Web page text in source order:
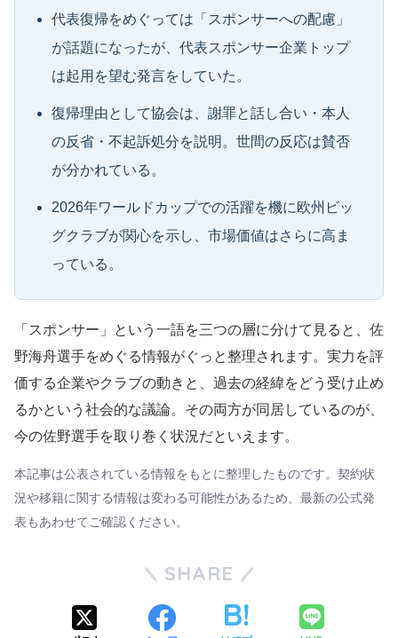
代表復帰をめぐっては「スポンサーへの配慮」
が話題になったが、代表スポンサー企業トップ
は起用を望む発言をしていた。
復帰理由として協会は、謝罪と話し合い・本人
の反省・不起訴処分を説明。世間の反応は賛否
が分かれている。
2026年ワールドカップでの活躍を機に欧州ビッ
グクラブが関心を示し、市場価値はさらに高ま
っている。
「スポンサー」という一語を三つの層に分けて見ると、佐
野海舟選手をめぐる情報がぐっと整理されます。実力を評
価する企業やクラブの動きと、過去の経緯をどう受け止め
るかという社会的な議論。その両方が同居しているのが、
今の佐野選手を取り巻く状況だといえます。
本記事は公表されている情報をもとに整理したものです。契約状
況や移籍に関する情報は変わる可能性があるため、最新の公式発
表もあわせてご確認ください。
SHARE